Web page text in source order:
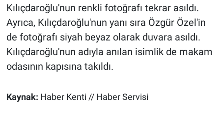
Kılıçdaroğlu'nun renkli fotoğrafı tekrar asıldı.
Ayrıca, Kılıçdaroğlu'nun yanı sıra Özgür Özel'in
de fotoğrafı siyah beyaz olarak duvara asıldı.
Kılıçdaroğlu'nun adıyla anılan isimlik de makam
odasının kapısına takıldı.
Kaynak: Haber Kenti // Haber Servisi